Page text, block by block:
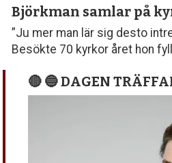
Björkman samlar på
”Ju mer man lär sig desto
Besökte 70 kyrkor året hon
🔴 🔵 DAGEN